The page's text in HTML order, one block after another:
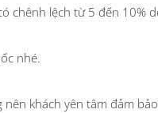
lệch từ 5 đến 10% do
nhé.
khách yên tâm đảm